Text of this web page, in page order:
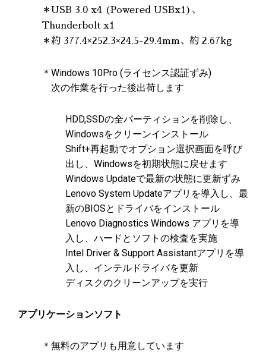
＊USB 3.0 x4 (Powered USBx1)、
Thunderbolt x1
＊約 377.4×252.3×24.5-29.4mm、約 2.67kg
＊Windows 10Pro (ライセンス認証ずみ)
次の作業を行った後出荷します
HDD,SSDの全パーティションを削除し、
Windowsをクリーンインストール
Shift+再起動でオプション選択画面を呼び
出し、Windowsを初期状態に戻せます
Windows Updateで最新の状態に更新ずみ
Lenovo System Updateアプリを導入し、最
新のBIOSとドライバをインストール
Lenovo Diagnostics Windows アプリを導
入し、ハードとソフトの検査を実施
Intel Driver & Support Assistantアプリを導
入し、インテルドライバを更新
ディスクのクリーンアップを実行
アプリケーションソフト
＊無料のアプリも用意しています